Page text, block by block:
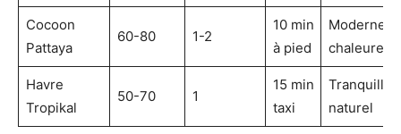
Cocoon
Pattaya
60-80 1-2
10 min
à pied
Moderne,
chaleureux
Havre
Tropikal
50-70 1
15 min
taxi
Tranquille,
naturel